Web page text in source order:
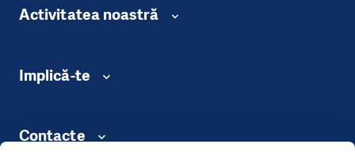
Activitatea noastră
Implică-te
Contacte